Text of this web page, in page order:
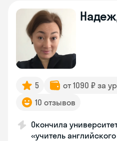
5 от 1090 ₽ за
10 отзывов
Окончила
«учитель